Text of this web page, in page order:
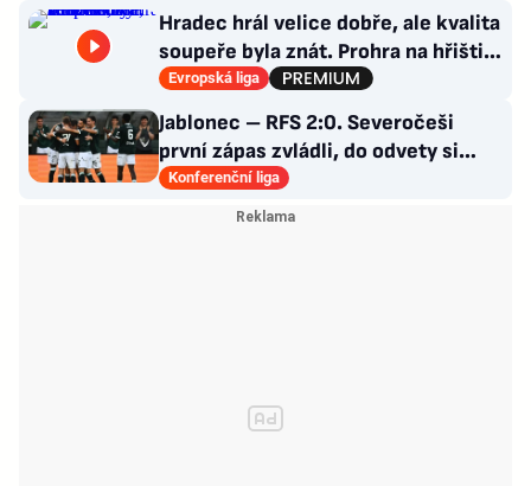
Hradec hrál velice dobře, ale kvalita
soupeře byla znát. Prohra na hřišti,
výhra v hledišti
Evropská liga
Jablonec – RFS 2:0. Severočeši
první zápas zvládli, do odvety si
vezou nadějný náskok
Konferenční liga